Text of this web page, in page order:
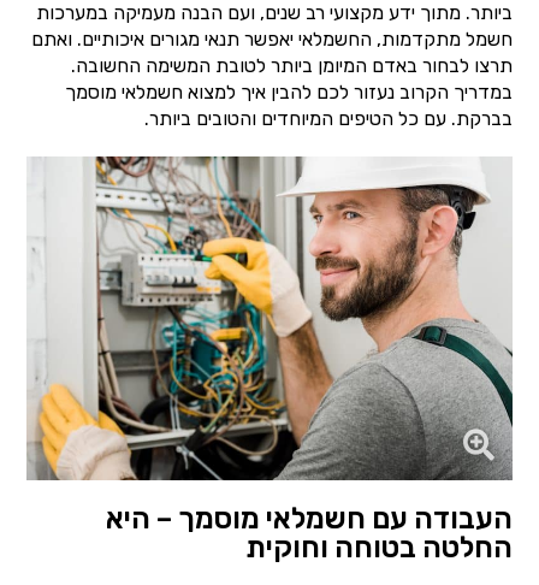
ביותר. מתוך ידע מקצועי רב שנים, ועם הבנה מעמיקה במערכות
חשמל מתקדמות, החשמלאי יאפשר תנאי מגורים איכותיים. ואתם
תרצו לבחור באדם המיומן ביותר לטובת המשימה החשובה.
במדריך הקרוב נעזור לכם להבין איך למצוא חשמלאי מוסמך
בברקת. עם כל הטיפים המיוחדים והטובים ביותר.
העבודה עם חשמלאי מוסמך – היא
החלטה בטוחה וחוקית